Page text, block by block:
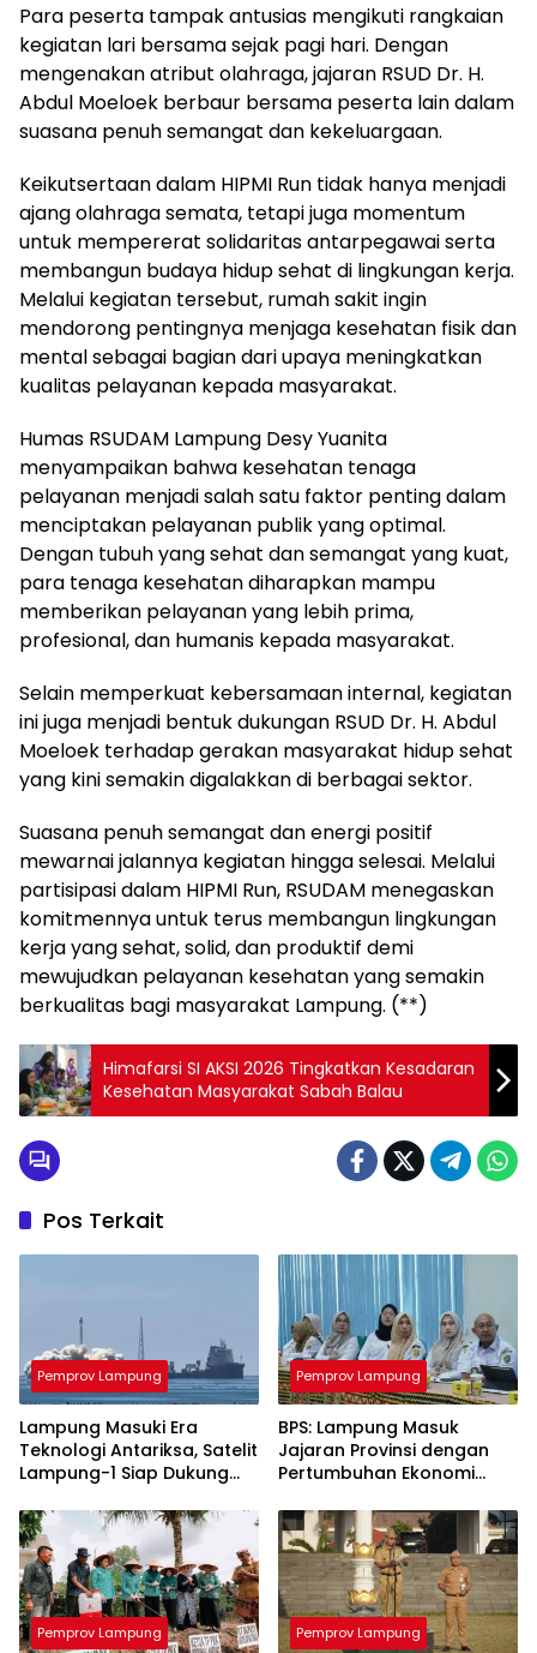
Para peserta tampak antusias mengikuti rangkaian
kegiatan lari bersama sejak pagi hari. Dengan
mengenakan atribut olahraga, jajaran RSUD Dr. H.
Abdul Moeloek berbaur bersama peserta lain dalam
suasana penuh semangat dan kekeluargaan.
Keikutsertaan dalam HIPMI Run tidak hanya menjadi
ajang olahraga semata, tetapi juga momentum
untuk mempererat solidaritas antarpegawai serta
membangun budaya hidup sehat di lingkungan kerja.
Melalui kegiatan tersebut, rumah sakit ingin
mendorong pentingnya menjaga kesehatan fisik dan
mental sebagai bagian dari upaya meningkatkan
kualitas pelayanan kepada masyarakat.
Humas RSUDAM Lampung Desy Yuanita
menyampaikan bahwa kesehatan tenaga
pelayanan menjadi salah satu faktor penting dalam
menciptakan pelayanan publik yang optimal.
Dengan tubuh yang sehat dan semangat yang kuat,
para tenaga kesehatan diharapkan mampu
memberikan pelayanan yang lebih prima,
profesional, dan humanis kepada masyarakat.
Selain memperkuat kebersamaan internal, kegiatan
ini juga menjadi bentuk dukungan RSUD Dr. H. Abdul
Moeloek terhadap gerakan masyarakat hidup sehat
yang kini semakin digalakkan di berbagai sektor.
Suasana penuh semangat dan energi positif
mewarnai jalannya kegiatan hingga selesai. Melalui
partisipasi dalam HIPMI Run, RSUDAM menegaskan
komitmennya untuk terus membangun lingkungan
kerja yang sehat, solid, dan produktif demi
mewujudkan pelayanan kesehatan yang semakin
berkualitas bagi masyarakat Lampung. (**)
Himafarsi SI AKSI 2026 Tingkatkan Kesadaran
Kesehatan Masyarakat Sabah Balau
Pos Terkait
Pemprov Lampung
Lampung Masuki Era
Teknologi Antariksa, Satelit
Lampung-1 Siap Dukung
Pemprov Lampung
BPS: Lampung Masuk
Jajaran Provinsi dengan
Pertumbuhan Ekonomi
Pemprov Lampung Pemprov Lampung